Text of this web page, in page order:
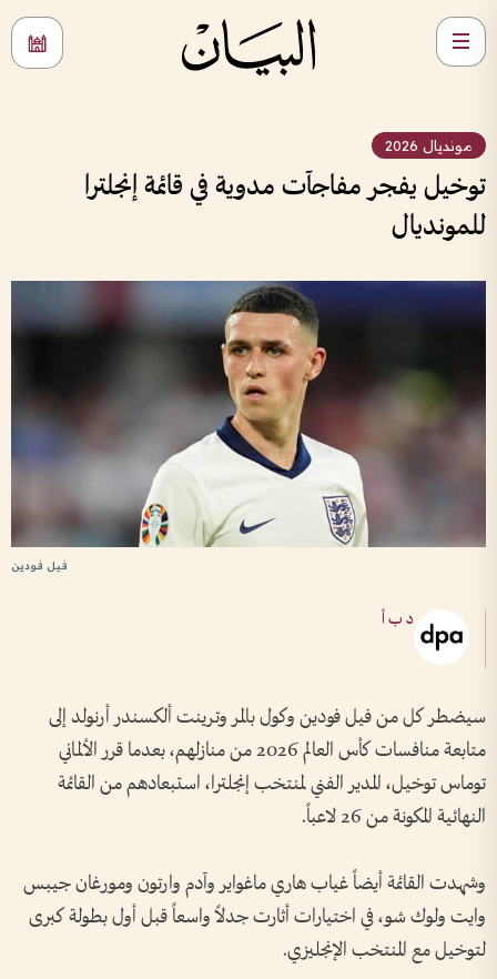
مونديال 2026
توخيل يفجر مفاجآت مدوية في قائمة إنجلترا
للمونديال
فيل فودين
د ب أ
سيضطر كل من فيل فودين وكول بالمر وترينت ألكسندر أرنولد إلى
متابعة منافسات كأس العالم 2026 من منازلهم، بعدما قرر الألماني
توماس توخيل، المدير الفني لمنتخب إنجلترا، استبعادهم من القائمة
النهائية المكونة من 26 لاعباً.
وشهدت القائمة أيضاً غياب هاري ماغواير وآدم وارتون ومورغان جيبس
وايت ولوك شو، في اختيارات أثارت جدلاً واسعاً قبل أول بطولة كبرى
لتوخيل مع المنتخب الإنجليزي.